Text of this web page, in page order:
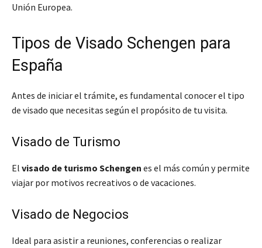
Unión Europea.
Tipos de Visado Schengen para
España
Antes de iniciar el trámite, es fundamental conocer el tipo
de visado que necesitas según el propósito de tu visita.
Visado de Turismo
El visado de turismo Schengen es el más común y permite
viajar por motivos recreativos o de vacaciones.
Visado de Negocios
Ideal para asistir a reuniones, conferencias o realizar